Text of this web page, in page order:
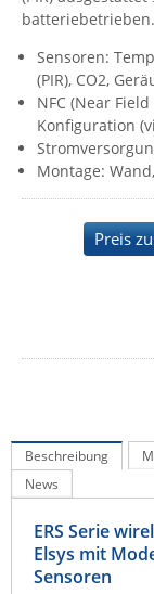
IEC Lock
Ihse
Kerlink
Kramer
KVM TEC
Legrand
LigoWave
Power
Poynting
Riello UPS
Server
batteriebetrieben.
Sensoren:
(PIR), CO2,
NFC (Near
Konfiguration
Montage:
Preis
Beschreibung
News
ERS Serie
Elsys mit
Sensoren